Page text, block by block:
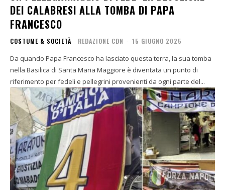
DEI CALABRESI ALLA TOMBA DI PAPA
FRANCESCO
COSTUME & SOCIETÀ REDAZIONE CDN - 15 GIUGNO 2025
Da quando Papa Francesco ha lasciato questa terra, la sua tomba
nella Basilica di Santa Maria Maggiore è diventata un punto di
riferimento per fedeli e pellegrini provenienti da ogni parte del...